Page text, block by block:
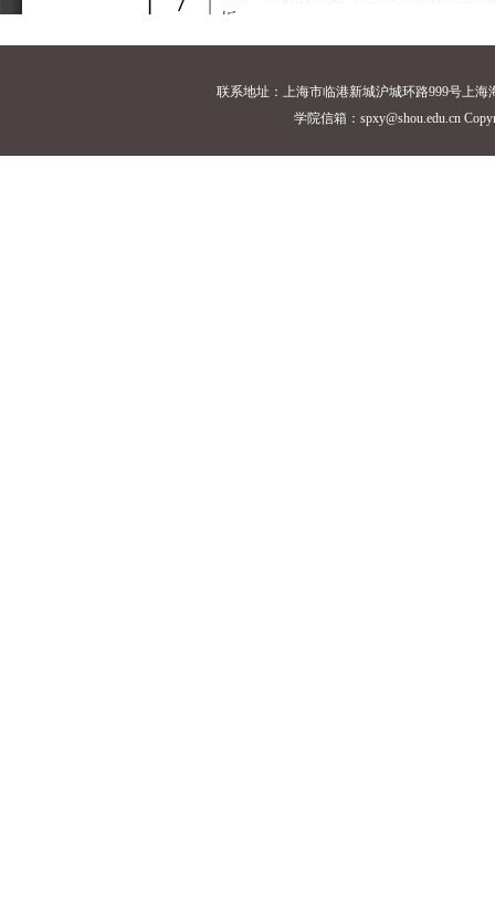
联系地址：上海市临港新城沪城环路999号上
学院信箱：spxy@shou.edu.cn